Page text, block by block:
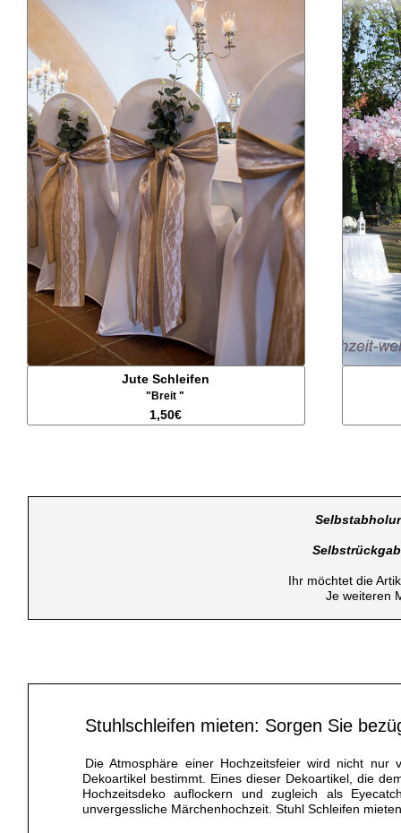
Jute Schleifen
"Breit "
1,50€
Ihr möchtet die
Je weiteren
Stuhlschleifen mieten: Sorgen Sie
Die Atmosphäre einer Hochzeitsfeier wird nicht nur
Dekoartikel bestimmt. Eines dieser Dekoartikel, die
Hochzeitsdeko auflockern und zugleich als
unvergessliche Märchenhochzeit. Stuhl Schleifen